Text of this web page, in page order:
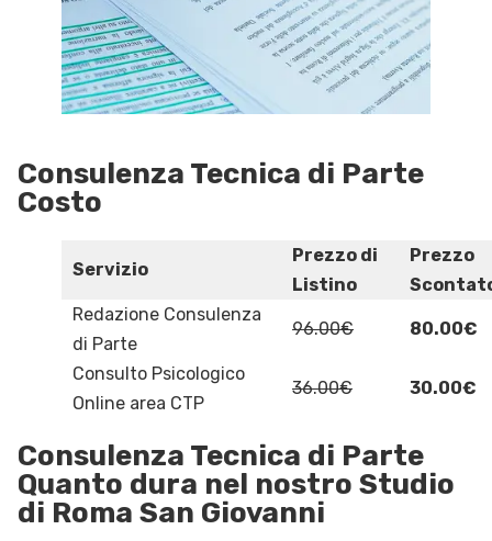
Consulenza Tecnica di Parte
Costo
Servizio
Prezzo di
Listino
Prezzo
Redazione Consulenza
di Parte
96.00€ 80.00€
Consulto Psicologico
Online area CTP
36.00€ 30.00€
Consulenza Tecnica di Parte
Quanto dura nel nostro Studio
di Roma San Giovanni